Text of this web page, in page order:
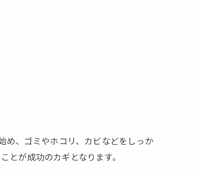
め、ゴミやホコリ、カビなどをしっか
とが成功のカギとなります。